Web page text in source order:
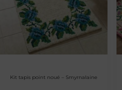
Kit tapis point noué – Smyrnalaine